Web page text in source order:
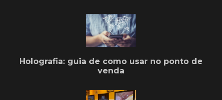
Holografia: guia de como usar no ponto de
venda